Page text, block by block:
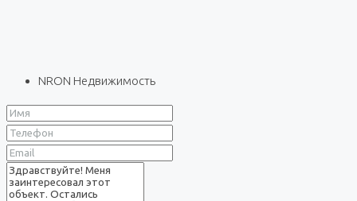
NRON Недвижимость